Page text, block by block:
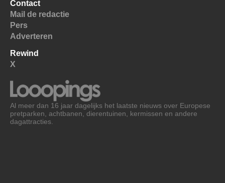
Contact
Mail de redactie
Pers
Adverteren
Rewind
X
Al meer dan 16 jaar dagelijks het laatste nieuws over Europese
pretparken, achtbanen, dierentuinen, kermissen en andere
dagattracties.